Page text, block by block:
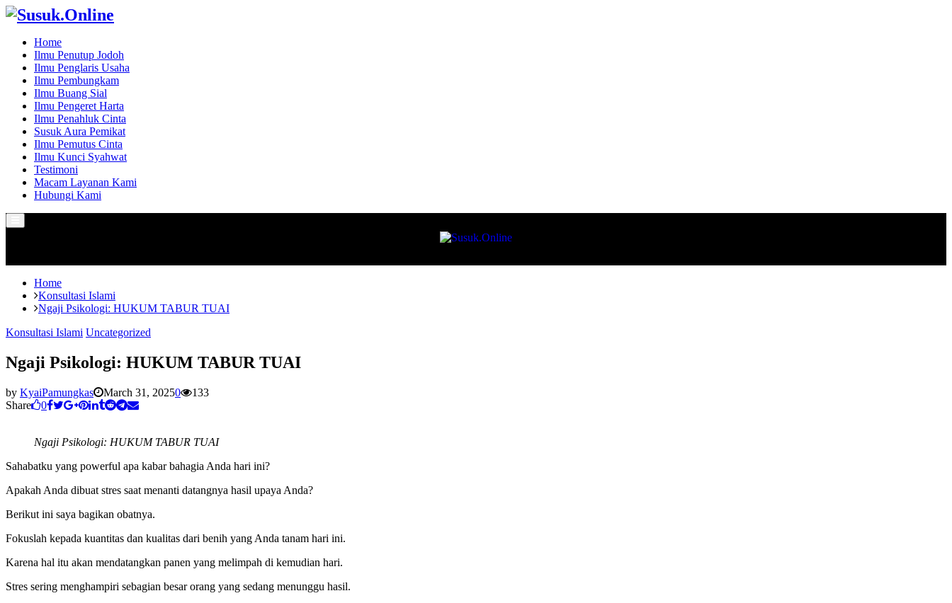
Home
Ilmu Penutup Jodoh
Ilmu Penglaris Usaha
Ilmu Pembungkam
Ilmu Buang Sial
Ilmu Pengeret Harta
Ilmu Penahluk Cinta
Susuk Aura Pemikat
Ilmu Pemutus Cinta
Ilmu Kunci Syahwat
Testimoni
Macam Layanan Kami
Hubungi Kami
Menu
Home
Konsultasi Islami
Ngaji Psikologi: HUKUM TABUR TUAI
Konsultasi Islami Uncategorized
Ngaji Psikologi: HUKUM TABUR TUAI
by KyaiPamungkas March 31, 20250
133
Share
0
Ngaji Psikologi: HUKUM TABUR TUAI
Sahabatku yang powerful apa kabar bahagia Anda hari ini?
Apakah Anda dibuat stres saat menanti datangnya hasil upaya Anda?
Berikut ini saya bagikan obatnya.
Fokuslah kepada kuantitas dan kualitas dari benih yang Anda tanam hari ini.
Karena hal itu akan mendatangkan panen yang melimpah di kemudian hari.
Stres sering menghampiri sebagian besar orang yang sedang menunggu hasil.